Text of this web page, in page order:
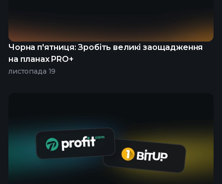
Чорна п'ятниця: Зробіть великі заощадження
на планах PRO+
листопада 19